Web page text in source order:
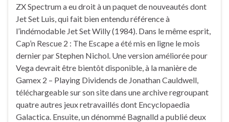
ZX Spectrum a eu droit à un paquet de nouveautés dont
Jet Set Luis, qui fait bien entendu référence à
l’indémodable Jet Set Willy (1984). Dans le même esprit,
Cap’n Rescue 2 : The Escape a été mis en ligne le mois
dernier par Stephen Nichol. Une version améliorée pour
Vega devrait être bientôt disponible, à la manière de
Gamex 2 – Playing Dividends de Jonathan Cauldwell,
téléchargeable sur son site dans une archive regroupant
quatre autres jeux retravaillés dont Encyclopaedia
Galactica. Ensuite, un dénommé Bagnalld a publié deux